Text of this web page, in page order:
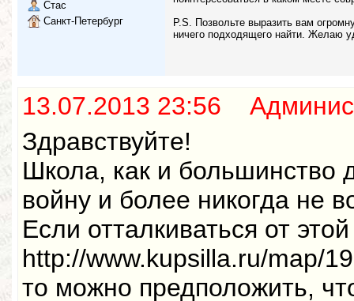
Стас
Санкт-Петербург
P.S. Позвольте выразить вам
ничего подходящего найти. Желаю
13.07.2013 23:56
Здравствуйте!
Школа, как и большинство
войну и более никогда не
Если отталкиваться от
http://www.kupsilla.ru/map/
то можно предположить,